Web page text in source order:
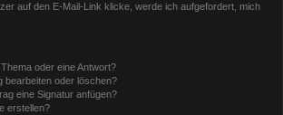
auf den E-Mail-Link klicke, werde ich aufgefordert, mich
oder eine Antwort?
bearbeiten oder löschen?
eine Signatur anfügen?
erstellen?